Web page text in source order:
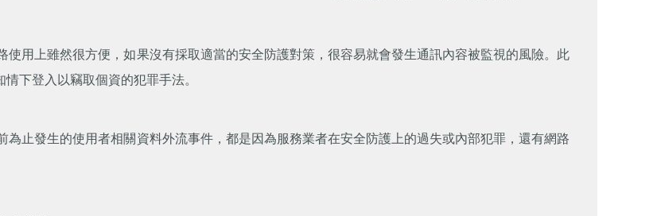
用上雖然很方便，如果沒有採取適當的安全防護對策，很容易就會發生通訊內容被監視的風險。此
下登入以竊取個資的犯罪手法。
止發生的使用者相關資料外流事件，都是因為服務業者在安全防護上的過失或內部犯罪，還有網路